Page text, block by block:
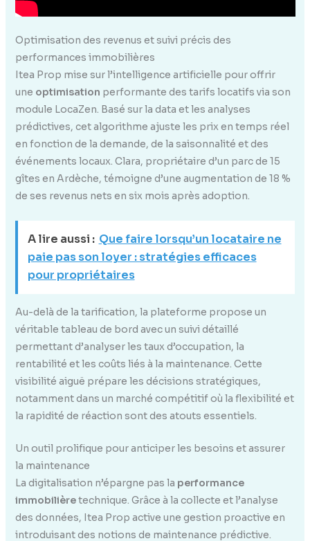
Optimisation des revenus et suivi précis des
performances immobilières
Itea Prop mise sur l’intelligence artificielle pour offrir
une optimisation performante des tarifs locatifs via son
module LocaZen. Basé sur la data et les analyses
prédictives, cet algorithme ajuste les prix en temps réel
en fonction de la demande, de la saisonnalité et des
événements locaux. Clara, propriétaire d’un parc de 15
gîtes en Ardèche, témoigne d’une augmentation de 18 %
de ses revenus nets en six mois après adoption.
A lire aussi : Que faire lorsqu’un locataire ne
paie pas son loyer : stratégies efficaces
pour propriétaires
Au-delà de la tarification, la plateforme propose un
véritable tableau de bord avec un suivi détaillé
permettant d’analyser les taux d’occupation, la
rentabilité et les coûts liés à la maintenance. Cette
visibilité aiguë prépare les décisions stratégiques,
notamment dans un marché compétitif où la flexibilité et
la rapidité de réaction sont des atouts essentiels.
Un outil prolifique pour anticiper les besoins et assurer
la maintenance
La digitalisation n’épargne pas la performance
immobilièretechnique. Grâce à la collecte et l’analyse
des données, Itea Prop active une gestion proactive en
introduisant des notions de maintenance prédictive.